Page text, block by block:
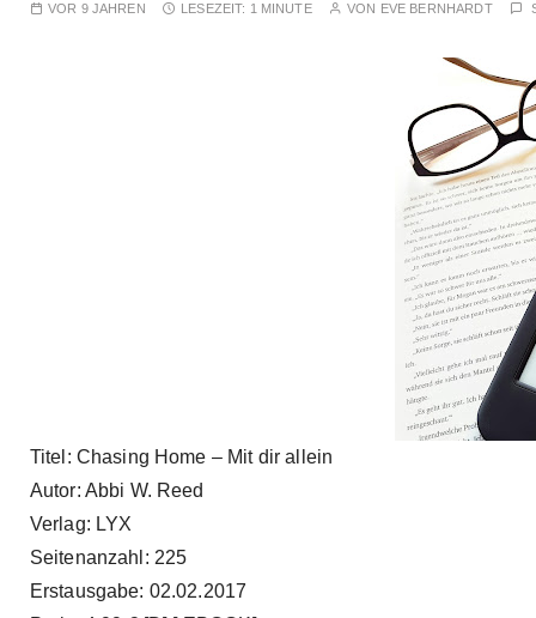
VOR 9 JAHREN LESEZEIT: 1 MINUTE VON EVE BERNHARDT
Titel: Chasing Home – Mit dir allein
Autor: Abbi W. Reed
Verlag: LYX
Seitenanzahl: 225
Erstausgabe: 02.02.2017